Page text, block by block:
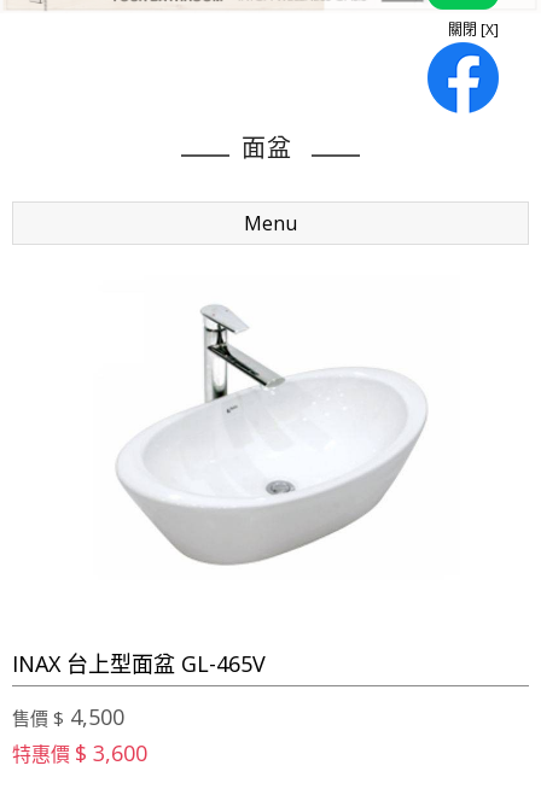
面盆
Menu
INAX 台上型面盆 GL-465V
售價 $ 4,500
特惠價 $ 3,600
關閉 [X]